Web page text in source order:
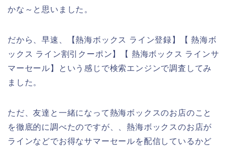
かな～と思いました。
だから、早速、【熱海ボックス ライン登録】【 熱海ボ
ックス ライン割引クーポン】【 熱海ボックス ラインサ
マーセール】という感じで検索エンジンで調査してみ
ました。
ただ、友達と一緒になって熱海ボックスのお店のこと
を徹底的に調べたのですが、、熱海ボックスのお店が
ラインなどでお得なサマーセールを配信しているかど